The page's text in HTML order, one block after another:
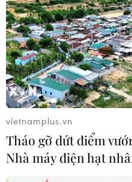
vietnamplus.vn
Tháo gỡ dứt điểm
Nhà máy điện hạt